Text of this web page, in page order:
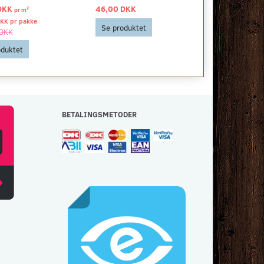
prm2
prpakke
46,00 DKK
Se produktet
879,00 DKK
Se
BETALINGSMETODER